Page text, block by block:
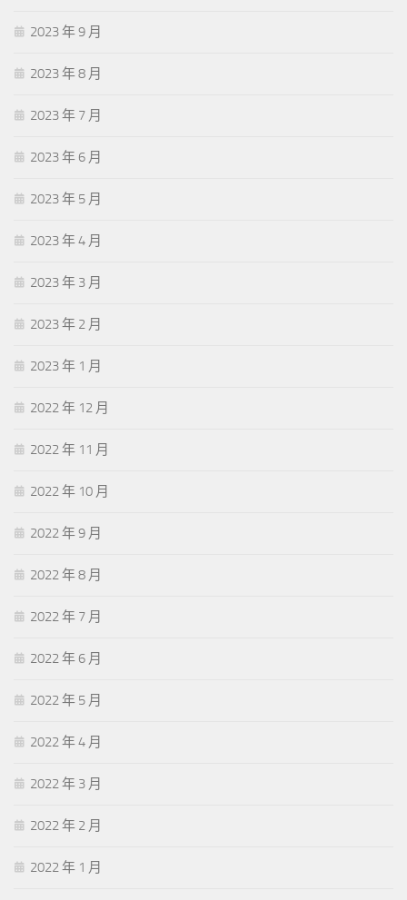
2023 年 9 月
2023 年 8 月
2023 年 7 月
2023 年 6 月
2023 年 5 月
2023 年 4 月
2023 年 3 月
2023 年 2 月
2023 年 1 月
2022 年 12 月
2022 年 11 月
2022 年 10 月
2022 年 9 月
2022 年 8 月
2022 年 7 月
2022 年 6 月
2022 年 5 月
2022 年 4 月
2022 年 3 月
2022 年 2 月
2022 年 1 月